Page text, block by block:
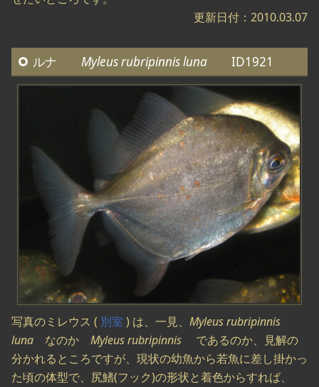
更新日付：2010.03.07
ルナ Myleus rubripinnis luna ID1921
写真のミレウス ( 別室 ) は、一見、 Myleus rubripinnis
luna なのか Myleus rubripinnis
であるのか、見解の
分かれるところですが、現状の幼魚から若魚に差し掛かっ
た頃の体型で、尻鰭(フック)の形状と着色からすれば、